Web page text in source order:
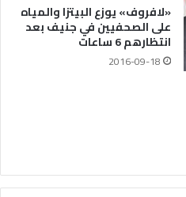
«لافروف» يوزع البيتزا والمياه
على الصحفيين في جنيف بعد
انتظارهم 6 ساعات
2016-09-18